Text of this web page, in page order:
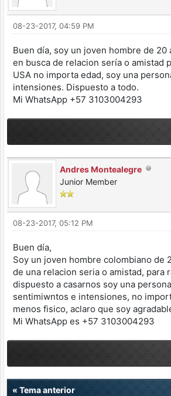
08-23-2017, 04:59 PM
Buen día, soy un joven hombre de 20
en busca de relacion sería o amistad
USA no importa edad, soy una
intensiones. Dispuesto a todo.
Mi WhatsApp +57 3103004293
Andres Montealegre
Junior Member
08-23-2017, 05:12 PM
Buen día,
Soy un joven hombre colombiano de
de una relacion seria o amistad, para
dispuesto a casarnos soy una
sentimiwntos e intensiones, no
menos fisico, aclaro que soy
Mi WhatsApp es +57 3103004293
« Tema anterior